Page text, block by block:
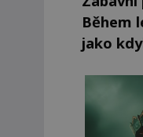
Během
jako